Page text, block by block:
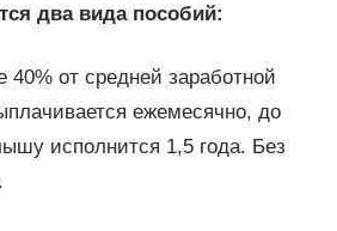
два вида пособий:
40% от средней заработной
ежемесячно, до
исполнится 1,5 года. Без